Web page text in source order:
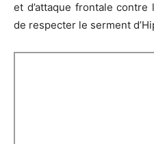
et d’attaque frontale
de respecter le serment